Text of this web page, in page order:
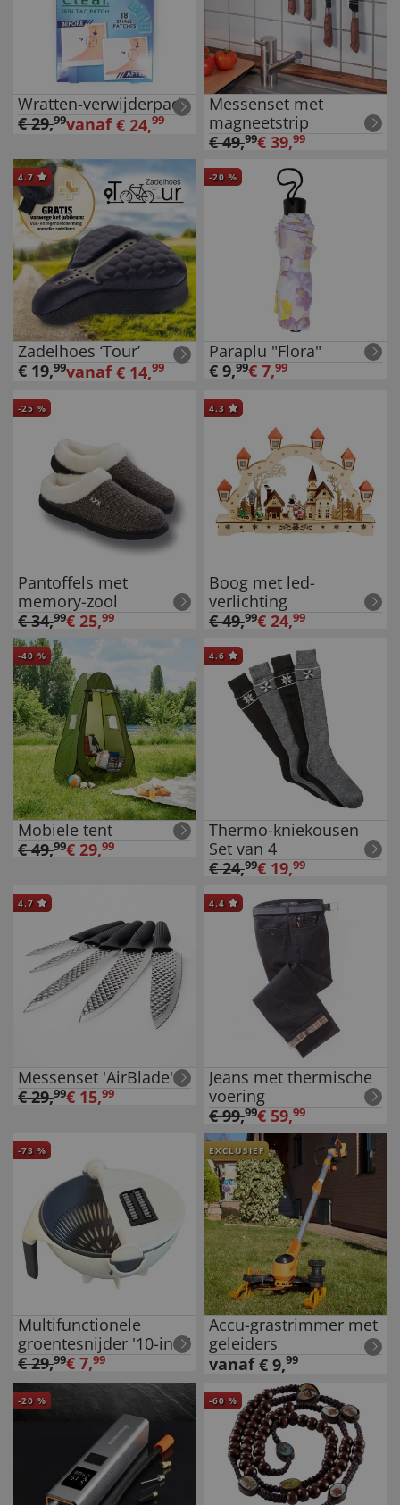
Wratten-verwijderpads
€29,99vanaf € 24,99
Messenset met
magneetstrip
€49,99€ 39,99
4.7
Zadelhoes ‘Tour’
€19,99vanaf € 14,99
-20 %
Paraplu "Flora"
€9,99€ 7,99
-25 %
Pantoffels met
memory-zool
€34,99€ 25,99
4.3
Boog met led-
verlichting
€49,99€ 24,99
-40 %
Mobiele tent
€49,99€ 29,99
4.6
Thermo-kniekousen
Set van 4
€24,99€ 19,99
4.7
Messenset 'AirBlade'
€29,99€ 15,99
4.4
Jeans met thermische
voering
€99,99€ 59,99
-73 %
Multifunctionele
groentesnijder '10-in-1'
€29,99€ 7,99
EXCLUSIEF
Accu-grastrimmer met
geleiders
vanaf € 9,99
-20 % -60 %